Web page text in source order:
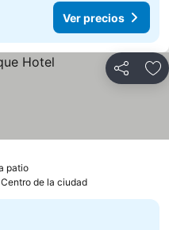
Ver precios
Compartir
patio
de la ciudad